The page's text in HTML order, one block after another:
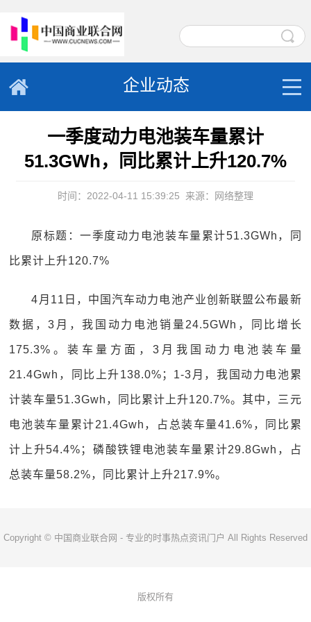
企业动态
一季度动力电池装车量累计
51.3GWh，同比累计上升120.7%
时间：2022-04-11 15:39:25 来源：网络整理
原标题：一季度动力电池装车量累计51.3GWh，同
比累计上升120.7%
4月11日，中国汽车动力电池产业创新联盟公布最新
数据，3月，我国动力电池销量24.5GWh，同比增长
175.3%。装车量方面，3月我国动力电池装车量
21.4Gwh，同比上升138.0%；1-3月，我国动力电池累
计装车量51.3Gwh，同比累计上升120.7%。其中，三元
电池装车量累计21.4Gwh，占总装车量41.6%，同比累
计上升54.4%；磷酸铁锂电池装车量累计29.8Gwh，占
总装车量58.2%，同比累计上升217.9%。
Copyright © 中国商业联合网 - 专业的时事热点资讯门户 All Rights Reserved
版权所有